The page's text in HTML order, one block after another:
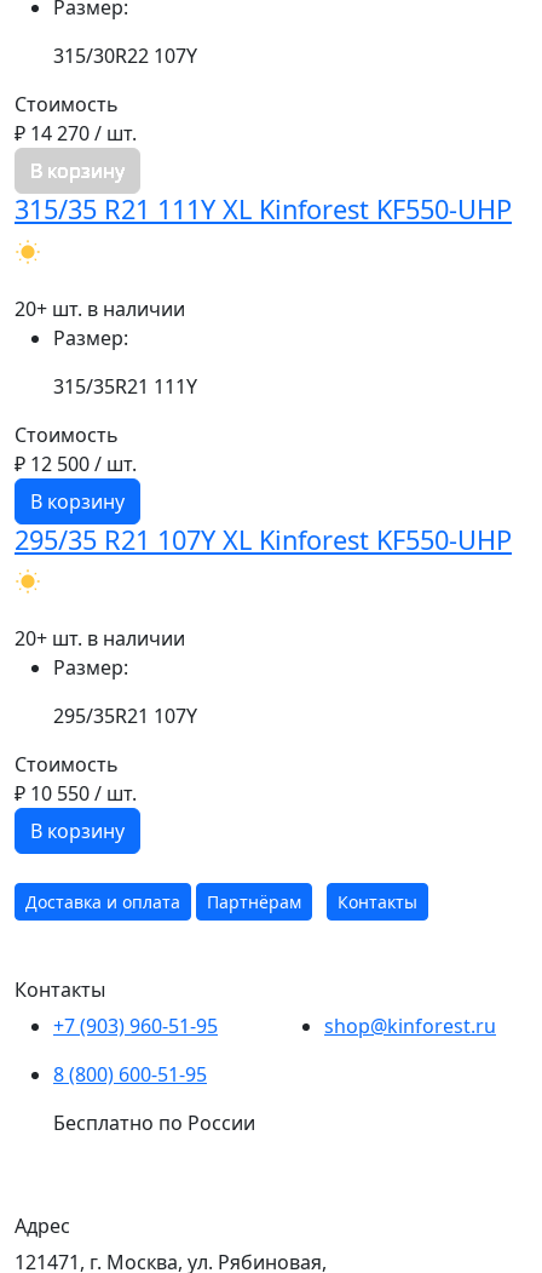
Размер:
315/30R22 107Y
Стоимость
₽ 14 270/ шт.
В корзину
315/35 R21 111Y XL Kinforest KF550-UHP
20+ шт. в наличии
Размер:
315/35R21 111Y
Стоимость
₽ 12 500/ шт.
В корзину
295/35 R21 107Y XL Kinforest KF550-UHP
20+ шт. в наличии
Размер:
295/35R21 107Y
Стоимость
₽ 10 550/ шт.
В корзину
Доставка и оплата Партнёрам Контакты
Контакты
+7 (903) 960-51-95
8 (800) 600-51-95
Бесплатно по России
shop@kinforest.ru
Адрес
121471, г. Москва, ул. Рябиновая,